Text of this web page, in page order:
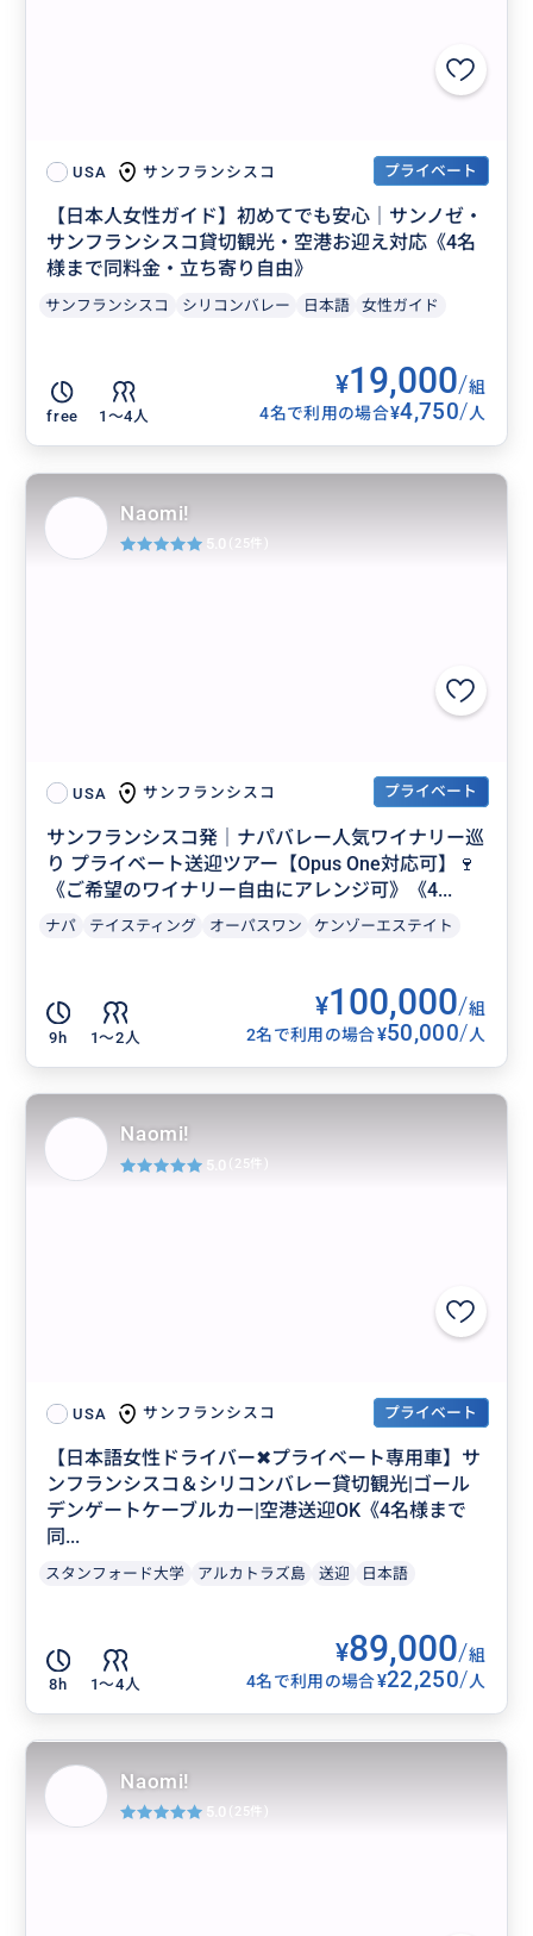
USA サンフランシスコ プライベート
【日本人女性ガイド】初めてでも安心｜サンノゼ・
サンフランシスコ貸切観光・空港お迎え対応《4名
様まで同料金・立ち寄り自由》
サンフランシスコ シリコンバレー 日本語 女性ガイド
free 1〜4人
¥19,000/組
4名で利用の場合¥4,750/人
USA サンフランシスコ プライベート
サンフランシスコ発｜ナパバレー人気ワイナリー巡
り プライベート送迎ツアー【Opus One対応可】🍷
《ご希望のワイナリー自由にアレンジ可》《4...
ナパ テイスティング オーパスワン ケンゾーエステイト
9h 1〜2人
¥100,000/組
2名で利用の場合¥50,000/人
Naomi!
5.0 (25件)
USA サンフランシスコ プライベート
【日本語女性ドライバー✖︎プライベート専用車】サ
ンフランシスコ＆シリコンバレー貸切観光|ゴール
デンゲートケーブルカー|空港送迎OK《4名様まで
同...
スタンフォード大学 アルカトラズ島 送迎 日本語
8h 1〜4人
¥89,000/組
4名で利用の場合¥22,250/人
Naomi!
5.0 (25件)
Naomi!
5.0 (25件)